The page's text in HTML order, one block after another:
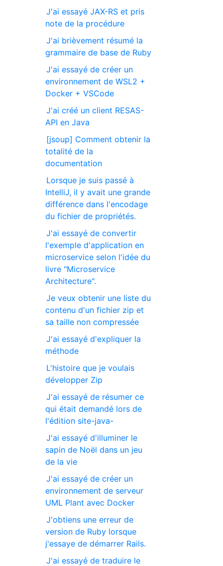
J'ai essayé JAX-RS et pris
note de la procédure
J'ai brièvement résumé la
grammaire de base de Ruby
J'ai essayé de créer un
environnement de WSL2 +
Docker + VSCode
J'ai créé un client RESAS-
API en Java
[jsoup] Comment obtenir la
totalité de la
documentation
Lorsque je suis passé à
IntelliJ, il y avait une grande
différence dans l'encodage
du fichier de propriétés.
J'ai essayé de convertir
l'exemple d'application en
microservice selon l'idée du
livre "Microservice
Architecture".
Je veux obtenir une liste du
contenu d'un fichier zip et
sa taille non compressée
J'ai essayé d'expliquer la
méthode
L'histoire que je voulais
développer Zip
J'ai essayé de résumer ce
qui était demandé lors de
l'édition site-java-
J'ai essayé d'illuminer le
sapin de Noël dans un jeu
de la vie
J'ai essayé de créer un
environnement de serveur
UML Plant avec Docker
J'obtiens une erreur de
version de Ruby lorsque
j'essaye de démarrer Rails.
J'ai essayé de traduire le